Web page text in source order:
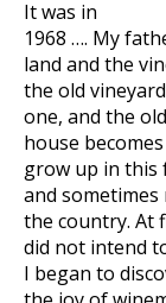
It was in
1968 …. My
land and the
the old
one, and the
house
grow up in this
and
the country. At
did not intend
I began to